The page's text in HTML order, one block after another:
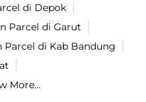
di Depok
Parcel di Garut
Parcel di Kab Bandung
More...